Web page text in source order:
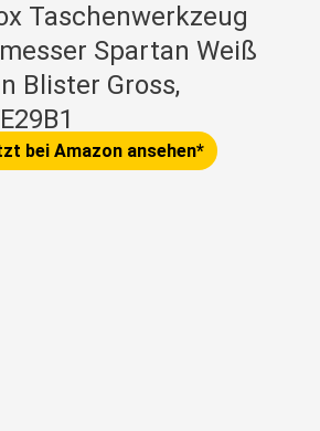
Taschenwerkzeug
Spartan Weiß
Blister Gross,
bei Amazon ansehen*